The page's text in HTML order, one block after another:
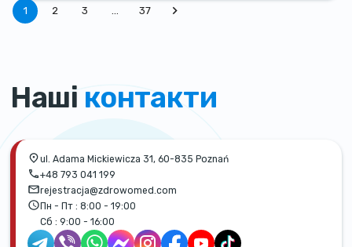
1 2 3 37
Наші контакти
ul. Adama Mickiewicza 31, 60-835 Poznań
+48 793 041 199
rejestracja@zdrowomed.com
Пн - Пт : 8:00 - 19:00
Сб : 9:00 - 16:00